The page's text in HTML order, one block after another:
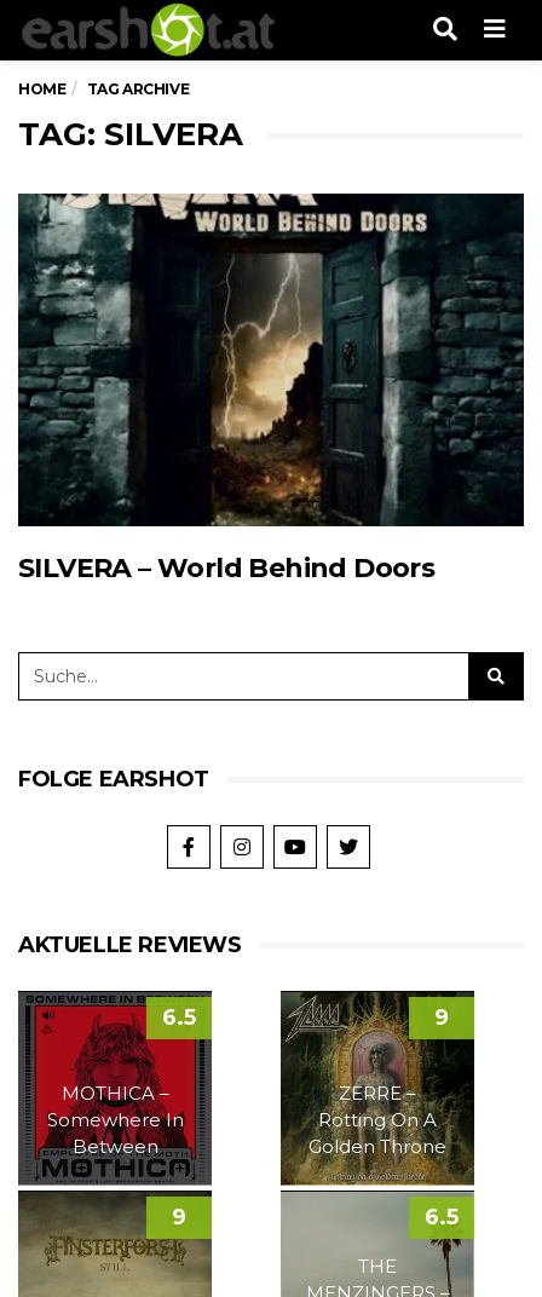
HOME TAG ARCHIVE
TAG: SILVERA
SILVERA – World Behind Doors
FOLGE EARSHOT
AKTUELLE REVIEWS
MOTHICA –
Somewhere In
Between
6.5
ZERRE –
Rotting On A
Golden Throne
9
9
THE
6.5